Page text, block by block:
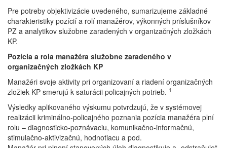
Pre potreby objektivizácie uvedeného, sumarizujeme základné
charakteristiky pozícií a rolí manažérov, výkonných príslušníkov
PZ a analytikov služobne zaradených v organizačných zložkách
KP.
Pozícia a rola manažéra služobne zaradeného v
organizačných zložkách KP
Manažéri svoje aktivity pri organizovaní a riadení organizačných
zložiek KP smerujú k saturácii policajných potrieb. 1
Výsledky aplikovaného výskumu potvrdzujú, že v systémovej
realizácii kriminálno-policajného poznania pozícia manažéra plní
rolu – diagnosticko-poznávaciu, komunikačno-informačnú,
stimulačno-aktivizačnú, hodnotiacu a pod.